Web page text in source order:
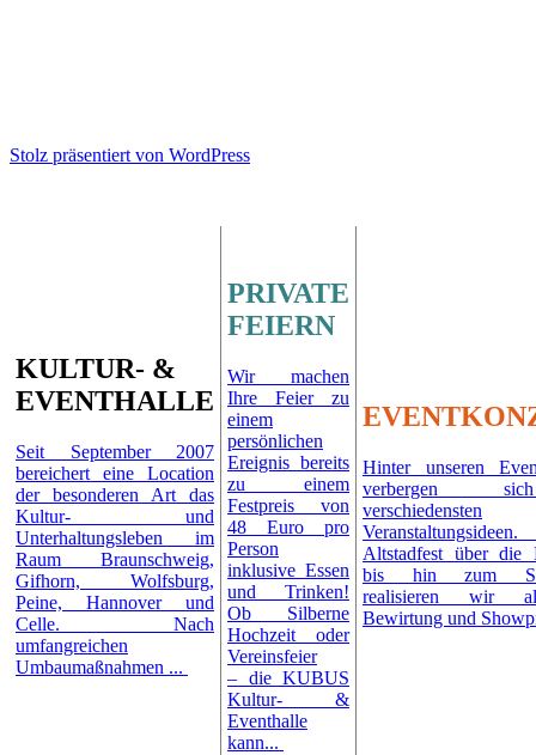
Stolz präsentiert von WordPress
KULTUR- &
EVENTHALLE
Seit September 2007
bereichert eine Location
der besonderen Art das
Kultur- und
Unterhaltungsleben im
Raum Braunschweig,
Gifhorn, Wolfsburg,
Peine, Hannover und
Celle. Nach
umfangreichen
Umbaumaßnahmen ...
PRIVATE
FEIERN
Wir machen
Ihre Feier zu
einem
persönlichen
Ereignis bereits
zu einem
Festpreis von
48 Euro pro
Person
inklusive Essen
und Trinken!
Ob Silberne
Hochzeit oder
Vereinsfeier
– die KUBUS
Kultur- &
Eventhalle
kann...
Hinter unseren
verbergen
verschiedensten
Altstadfest über die
bis hin zum
realisieren wir
Bewirtung und